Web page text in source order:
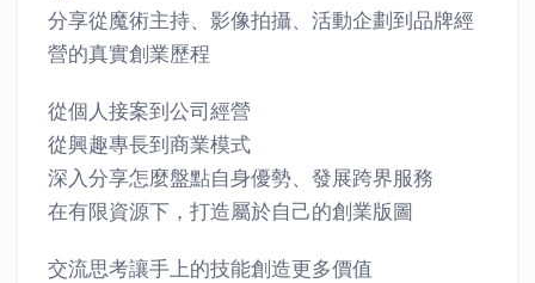
分享從魔術主持、影像拍攝、活動企劃到品牌經
營的真實創業歷程
從個人接案到公司經營
從興趣專長到商業模式
深入分享怎麼盤點自身優勢、發展跨界服務
在有限資源下，打造屬於自己的創業版圖
交流思考讓手上的技能創造更多價值